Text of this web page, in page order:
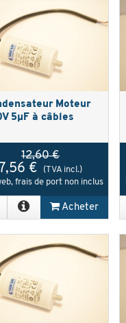
Moteur
5µF à câbles
12,60 €
7,56 €
(TVA incl.)
frais de port non inclus
Acheter